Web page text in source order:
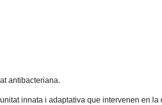
antibacteriana.
innata i adaptativa que intervenen en